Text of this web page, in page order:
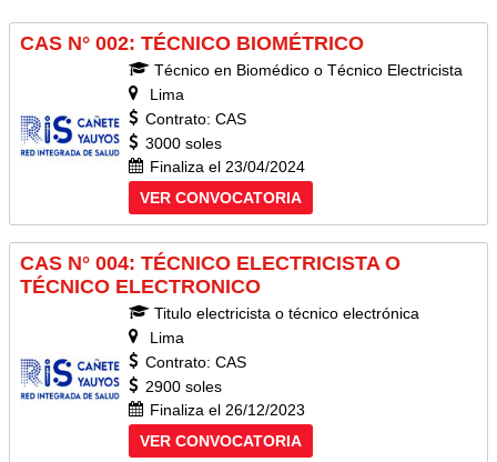
CAS N° 002: TÉCNICO BIOMÉTRICO
Técnico en Biomédico o Técnico Electricista
Lima
Contrato: CAS
3000 soles
Finaliza el 23/04/2024
VER CONVOCATORIA
CAS N° 004: TÉCNICO ELECTRICISTA O
TÉCNICO ELECTRONICO
Titulo electricista o técnico electrónica
Lima
Contrato: CAS
2900 soles
Finaliza el 26/12/2023
VER CONVOCATORIA